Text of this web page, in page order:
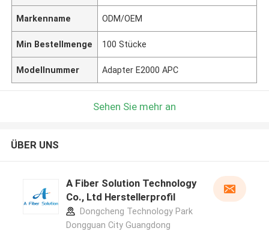
Markenname ODM/OEM
Min Bestellmenge 100 Stücke
Modellnummer Adapter E2000 APC
Sehen Sie mehr an
ÜBER UNS
A Fiber Solution Technology
Co., Ltd Herstellerprofil
Dongcheng Technology Park
Dongguan City Guangdong